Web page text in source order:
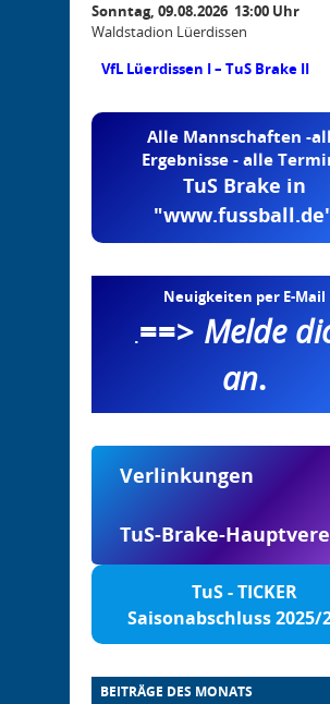
Sonntag, 09.08.2026 13:00 Uhr
Waldstadion Lüerdissen
VfL Lüerdissen I – TuS
Alle Mannschaften -
Ergebnisse - alle
TuS Brake in
Neuigkeiten per E-Mail
.==> Melde
an.
Verlinkungen
TuS-Brake-
TuS - TICKER
Saisonabschluss 2025/
BEITRÄGE DES MONATS